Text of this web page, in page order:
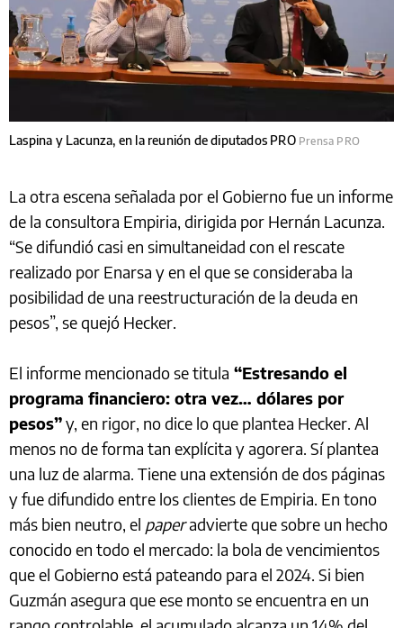
Laspina y Lacunza, en la reunión de diputados PRO Prensa PRO
La otra escena señalada por el Gobierno fue un informe
de la consultora Empiria, dirigida por Hernán Lacunza.
“Se difundió casi en simultaneidad con el rescate
realizado por Enarsa y en el que se consideraba la
posibilidad de una reestructuración de la deuda en
pesos”, se quejó Hecker.
El informe mencionado se titula “Estresando el
programa financiero: otra vez… dólares por
pesos”y, en rigor, no dice lo que plantea Hecker. Al
menos no de forma tan explícita y agorera. Sí plantea
una luz de alarma. Tiene una extensión de dos páginas
y fue difundido entre los clientes de Empiria. En tono
más bien neutro, el paperadvierte que sobre un hecho
conocido en todo el mercado: la bola de vencimientos
que el Gobierno está pateando para el 2024. Si bien
Guzmán asegura que ese monto se encuentra en un